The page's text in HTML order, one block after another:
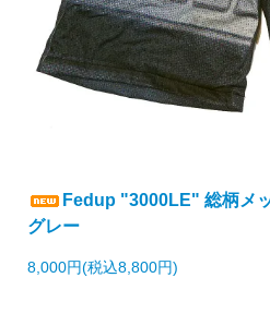
Fedup "3000LE" 総柄メ
グレー
8,000円(税込8,800円)